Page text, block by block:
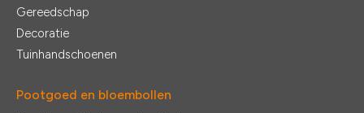
Gereedschap
Decoratie
Tuinhandschoenen
Pootgoed en bloembollen